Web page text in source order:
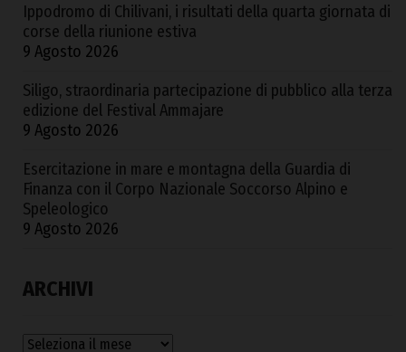
Ippodromo di Chilivani, i risultati della quarta giornata di
corse della riunione estiva
9 Agosto 2026
Siligo, straordinaria partecipazione di pubblico alla terza
edizione del Festival Ammajare
9 Agosto 2026
Esercitazione in mare e montagna della Guardia di
Finanza con il Corpo Nazionale Soccorso Alpino e
Speleologico
9 Agosto 2026
ARCHIVI
Archivi